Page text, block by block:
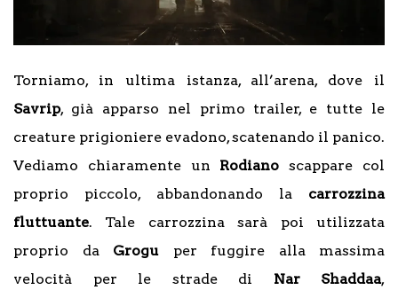
Torniamo, in ultima istanza, all’arena, dove il
Savrip, già apparso nel primo trailer, e tutte le
creature prigioniere evadono, scatenando il panico.
Vediamo chiaramente un Rodiano scappare col
proprio piccolo, abbandonando lacarrozzina
fluttuante. Tale carrozzina sarà poi utilizzata
proprio da Grogu per fuggire alla massima
velocità per le strade di Nar Shaddaa,